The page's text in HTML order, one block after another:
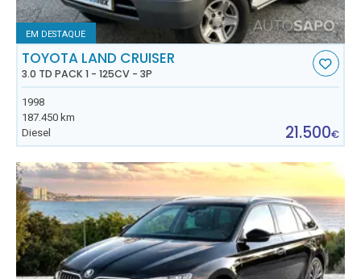
EM DESTAQUE
TOYOTA LAND CRUISER
3.0 TD PACK 1 - 125CV - 3P
1998
187.450 km
Diesel
21.500€